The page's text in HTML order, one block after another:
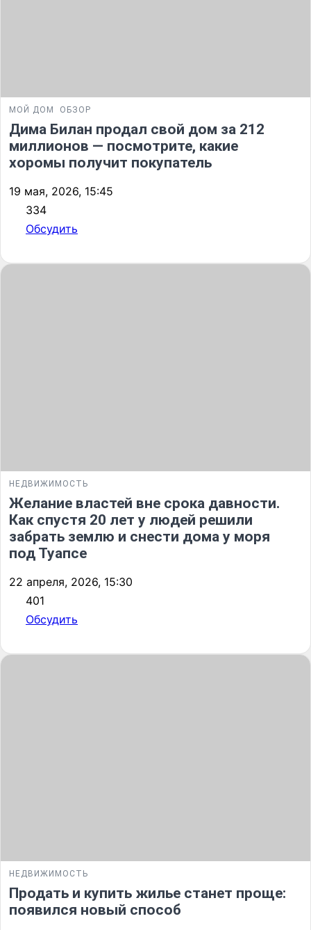
МОЙ ДОМ ОБЗОР
Дима Билан продал свой дом за 212
миллионов — посмотрите, какие
хоромы получит покупатель
19 мая, 2026, 15:45
334
Обсудить
НЕДВИЖИМОСТЬ
Желание властей вне срока давности.
Как спустя 20 лет у людей решили
забрать землю и снести дома у моря
под Туапсе
22 апреля, 2026, 15:30
401
Обсудить
НЕДВИЖИМОСТЬ
Продать и купить жилье станет проще:
появился новый способ